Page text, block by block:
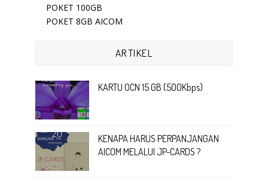
POKET 100GB
POKET 8GB AICOM
ARTIKEL
KARTU OCN 15 GB (500Kbps)
KENAPA HARUS PERPANJANGAN
AICOM MELALUI JP-CARDS ?